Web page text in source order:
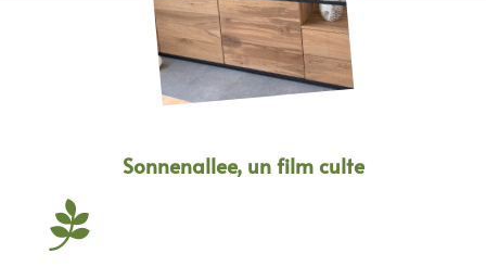
Sonnenallee, un film culte